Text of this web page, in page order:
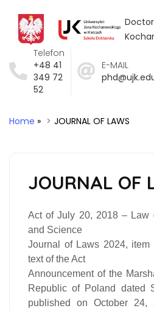
Telefon
+48 41
349 72
52
E-MAIL
Home » JOURNAL OF LAWS
JOURNAL OF
Act of July 20, 2018 – Law
and Science
Journal of Laws 2024, item
text of the Act
Announcement of the
Republic of Poland dated
published on October 24,